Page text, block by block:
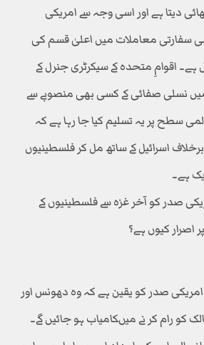
دیتا ہے اور اسی وجہ سے امریکی
سفارتی معاملات میں اعلیٰ قسم کی
اقوامِ متحدہ کے سیکرٹری جنرل کے
نسلی صفائی کے کسی بھی منصوبے سے
سطح پر یہ تسلیم کیا جا رہا ہے کہ
برخلاف اسرائیل کے ساتھ مل کر فلسطینیوں
ہے۔
صدر کو آخر غزہ سے فلسطینیوں کے
اصرار کیوں ہے؟
صدر کو یقین ہے کہ وہ دھونس اور
کو رام کر نے میںکامیاب ہو جائیں گے۔